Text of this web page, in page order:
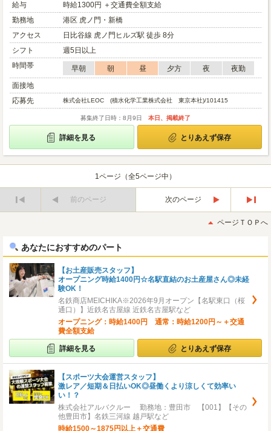
給与
時給1300円 ＋交通費全額支給
勤務地
港区 虎ノ門・新橋
アクセス
日比谷線 虎ノ門ヒルズ駅 徒歩 8分
シフト
週5日以上
時間帯
早朝 朝 昼 夕方 夜
夜勤
面接地
応募先
株式会社LEOC (積水化学工業株式会社 東京本社)/101415
募集終了日時：8月9日 本日、掲載終了
詳細を見る とりあえず保存
1ページ（全5ページ中）
前のページ
次のページ
後
ページＴＯＰへ
あなたにおすすめのパート
【お土産販売スタッフ】
オープニング時給1400円☆名駅直結のお土産屋さん◎未経
験OK！
名鉄商店MEICHIKA※2026年9月オープン【名駅東口（桜
通口）】近鉄名古屋線 近鉄名古屋駅など
オープニング：時給1400円 通常：時給1200円～＋交通
費全額支給
詳細を見る とりあえず保存
【スポーツ大会運営スタッフ】
激レア／短期＆日払いOK◎昼働くより涼しくて効率い
い！？
株式会社アルバクルー 勤務地：豊田市 【001】【その
他豊田市】名鉄三河線 越戸駅など
時給1500～1875円以上＋交通費